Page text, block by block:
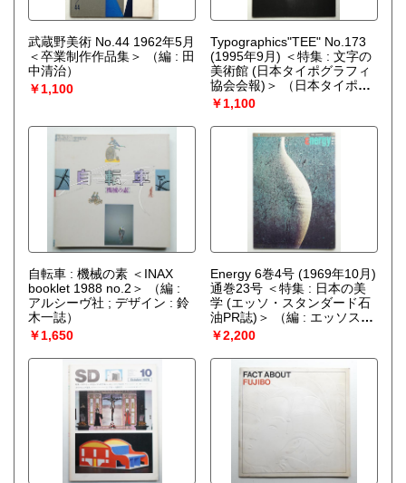
武蔵野美術 No.44 1962年5月
＜卒業制作作品集＞
（編 : 田
中清治）
￥1,100
Typographics"TEE" No.173
(1995年9月) ＜特集 : 文字の
美術館 (日本タイポグラフィ
協会会報)＞
（日本タイポグ
ラフィ協会(編 : 南部俊安)）
￥1,100
自転車 : 機械の素 ＜INAX
booklet 1988 no.2＞
（編 :
アルシーヴ社 ; デザイン : 鈴
木一誌）
￥1,650
Energy 6巻4号 (1969年10月)
通巻23号 ＜特集 : 日本の美
学 (エッソ・スタンダード石
油PR誌)＞
（編 : エッソスタ
ンダード石油広報部 ; 監修：
多田道太郎、安田武 ; デザイ
ン : 勝井三雄 ; 表紙写真 : 今
井寿恵）
￥2,200